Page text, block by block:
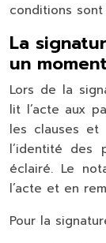
conditions sont
La
un
Lors de la
lit l’acte aux
les clauses et
l’identité des
éclairé. Le
l’acte et en
Pour la